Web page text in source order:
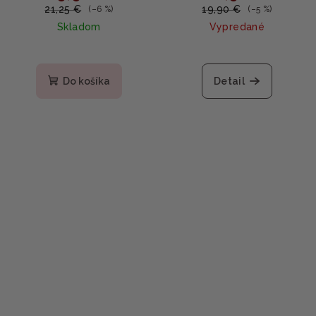
70ks
21,25 € (–6 %)
Skladom
Do košíka
19,90 € (–5 %)
Vypredané
Detail